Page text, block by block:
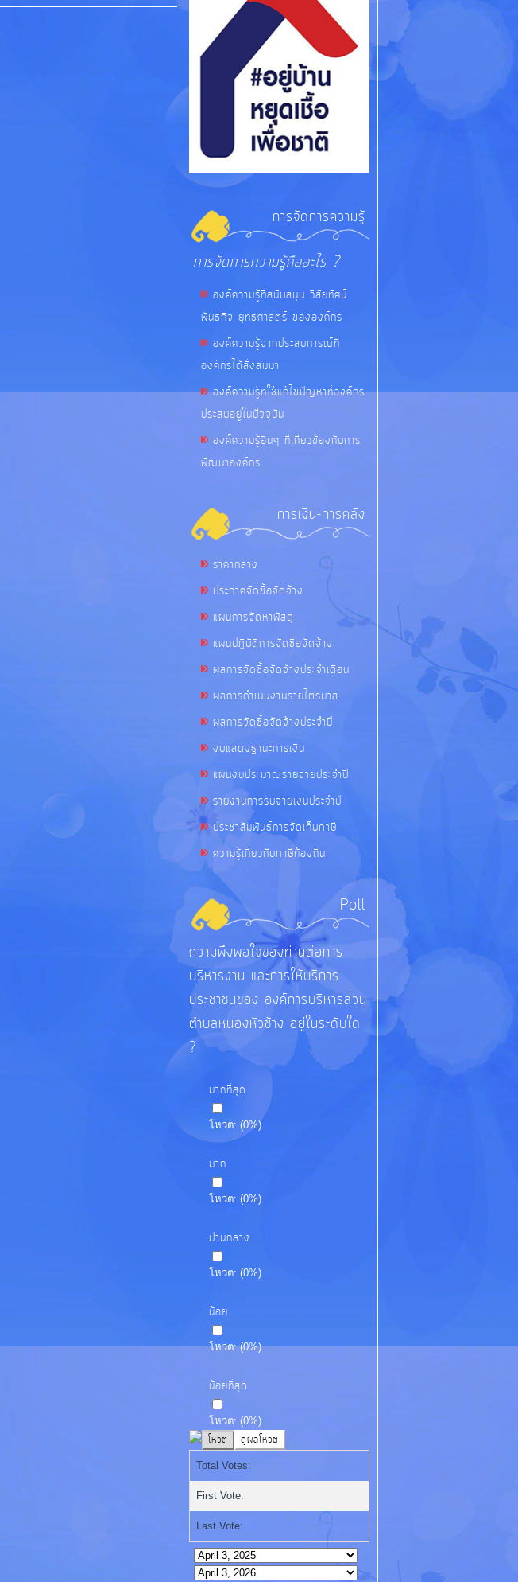
การจัดการความรู้
การจัดการความรู้คืออะไร ?
องค์ความรู้ที่สนับสนุน วิสัยทัศน์
พันธกิจ ยุทธศาสตร์ ขององค์กร
องค์ความรู้จากประสบการณ์ที่
องค์กรได้สั่งสมมา
องค์ความรู้ที่ใช้แก้ไขปัญหาที่องค์กร
ประสบอยู่ในปัจจุบัน
องค์ความรู้อื่นๆ ที่เกี่ยวข้องกับการ
พัฒนาองค์กร
การเงิน-การคลัง
ราคากลาง
ประกาศจัดซื้อจัดจ้าง
แผนการจัดหาพัสดุ
แผนปฏิบัติการจัดซื้อจัดจ้าง
ผลการจัดซื้อจัดจ้างประจำเดือน
ผลการดำเนินงานรายไตรมาส
ผลการจัดซื้อจัดจ้างประจำปี
งบแสดงฐานะการเงิน
แผนงบประมาณรายจ่ายประจำปี
รายงานการรับจ่ายเงินประจำปี
ประชาสัมพันธ์การจัดเก็บภาษี
ความรู้เกี่ยวกับภาษีท้องถิ่น
Poll
ความพึงพอใจของท่านต่อการ
บริหารงาน และการให้บริการ
ประชาชนของ องค์การบริหารส่วน
ตำบลหนองหัวช้าง อยู่ในระดับใด
?
มากที่สุด
โหวต: (0%)
มาก
โหวต: (0%)
ปานกลาง
โหวต: (0%)
น้อย
โหวต:(0%)
น้อยที่สุด
โหวต: (0%)
Total Votes:
First Vote:
Last Vote: